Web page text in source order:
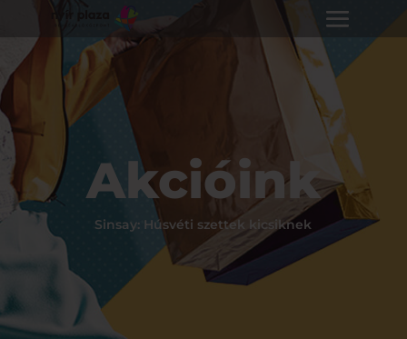
Akcióink
Sinsay: Húsvéti szettek kicsiknek